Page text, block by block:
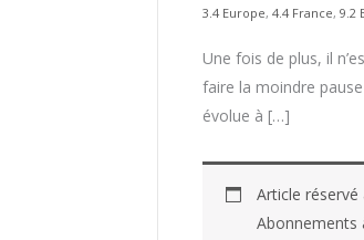
3.4 Europe, 4.4 France, 9.2
Une fois de plus, il
faire la moindre
évolue à […]
Article réservé
Abonnements